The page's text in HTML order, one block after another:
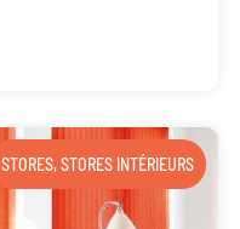
STORES,STORES INTÉRIEURS